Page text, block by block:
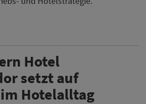
Hotel
setzt auf
Hotelalltag